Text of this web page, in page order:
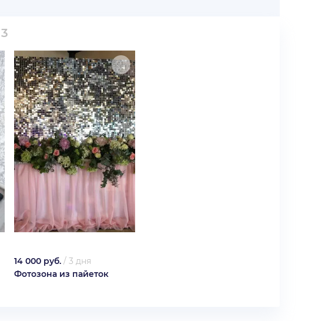
3
14 000 руб. / 3 дня
Фотозона из пайеток